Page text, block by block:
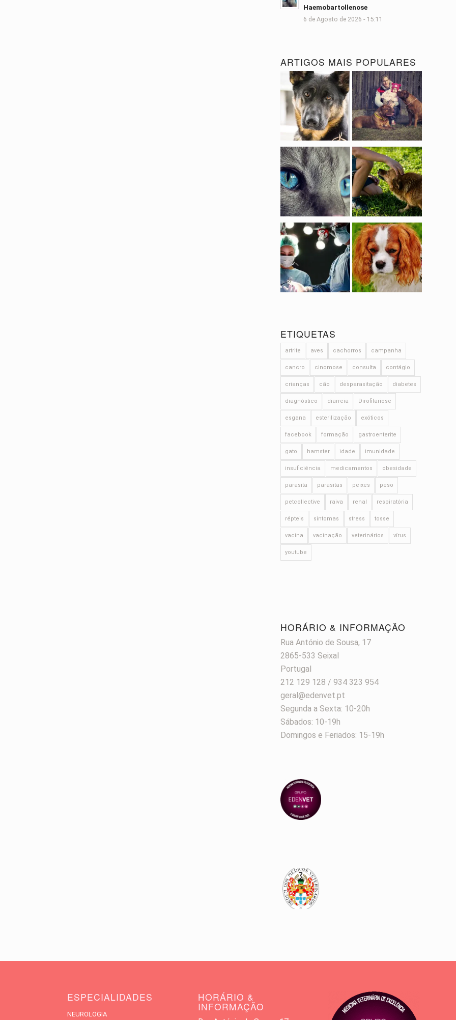
Haemobartollenose
6 de Agosto de 2026 - 15:11
ARTIGOS MAIS POPULARES
ETIQUETAS
artrite aves cachorros campanha
cancro cinomose consulta contágio
crianças cão desparasitação diabetes
diagnóstico diarreia Dirofilariose
esgana esterilização exóticos
facebook formação gastroenterite
gato hamster idade imunidade
insuficiência medicamentos obesidade
parasita parasitas peixes peso
petcollective raiva renal respiratória
répteis sintomas stress tosse
vacina vacinação veterinários vírus
youtube
HORÁRIO & INFORMAÇÃO
Rua António de Sousa, 17
2865-533 Seixal
Portugal
212 129 128 / 934 323 954
geral@edenvet.pt
Segunda a Sexta: 10-20h
Sábados: 10-19h
Domingos e Feriados: 15-19h
ESPECIALIDADES
NEUROLOGIA
HORÁRIO &
INFORMAÇÃO